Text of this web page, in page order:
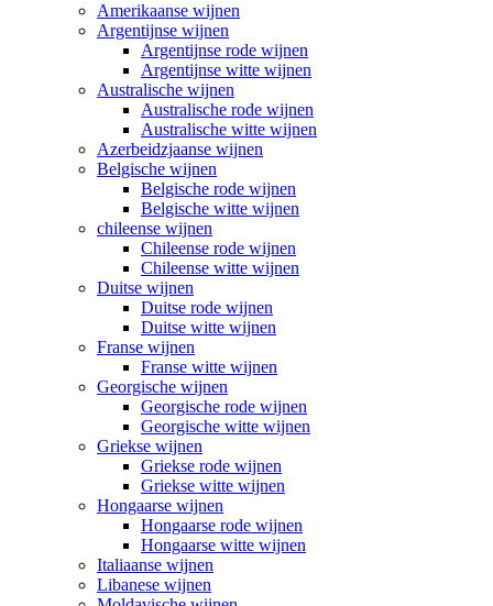
Amerikaanse wijnen
Argentijnse wijnen
Argentijnse rode wijnen
Argentijnse witte wijnen
Australische wijnen
Australische rode wijnen
Australische witte wijnen
Azerbeidzjaanse wijnen
Belgische wijnen
Belgische rode wijnen
Belgische witte wijnen
chileense wijnen
Chileense rode wijnen
Chileense witte wijnen
Duitse wijnen
Duitse rode wijnen
Duitse witte wijnen
Franse wijnen
Franse witte wijnen
Georgische wijnen
Georgische rode wijnen
Georgische witte wijnen
Griekse wijnen
Griekse rode wijnen
Griekse witte wijnen
Hongaarse wijnen
Hongaarse rode wijnen
Hongaarse witte wijnen
Italiaanse wijnen
Libanese wijnen